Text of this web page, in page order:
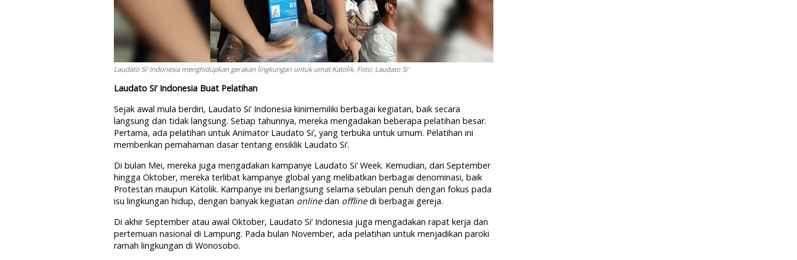
Laudato Si’ Indonesia menghidupkan gerakan lingkungan untuk umat Katolik. Foto: Laudato Si’
Laudato Si’ Indonesia Buat Pelatihan
Sejak awal mula berdiri, Laudato Si’ Indonesia kinimemiliki berbagai kegiatan, baik secara
langsung dan tidak langsung. Setiap tahunnya, mereka mengadakan beberapa pelatihan besar.
Pertama, ada pelatihan untuk Animator Laudato Si’, yang terbuka untuk umum. Pelatihan ini
memberikan pemahaman dasar tentang ensiklik Laudato Si’.
Di bulan Mei, mereka juga mengadakan kampanye Laudato Si’ Week. Kemudian, dari September
hingga Oktober, mereka terlibat kampanye global yang melibatkan berbagai denominasi, baik
Protestan maupun Katolik. Kampanye ini berlangsung selama sebulan penuh dengan fokus pada
isu lingkungan hidup, dengan banyak kegiatan onlinedan offlinedi berbagai gereja.
Di akhir September atau awal Oktober, Laudato Si’ Indonesia juga mengadakan rapat kerja dan
pertemuan nasional di Lampung. Pada bulan November, ada pelatihan untuk menjadikan paroki
ramah lingkungan di Wonosobo.